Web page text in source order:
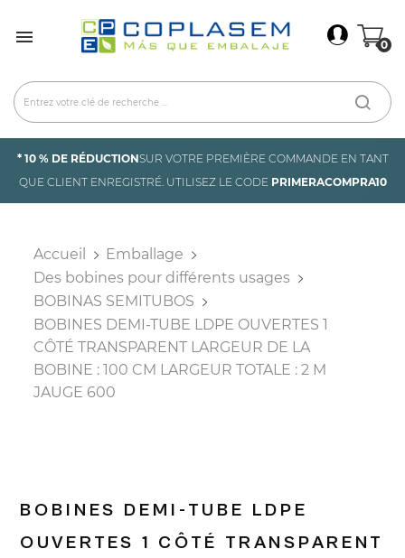
 0
* 10 % DE RÉDUCTIONSUR VOTRE PREMIÈRE COMMANDE EN TANT
QUE CLIENT ENREGISTRÉ. UTILISEZ LE CODE PRIMERACOMPRA10
Accueil
Emballage
Des bobines pour différents usages
BOBINAS SEMITUBOS
BOBINES DEMI-TUBE LDPE OUVERTES 1
CÔTÉ TRANSPARENT LARGEUR DE LA
BOBINE : 100 CM LARGEUR TOTALE : 2 M
JAUGE 600
BOBINES DEMI-TUBE LDPE
OUVERTES 1 CÔTÉ TRANSPARENT
Connexion ×
Annuler Connexion